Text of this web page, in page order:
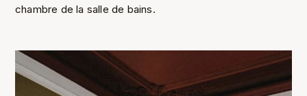
chambre de la salle de bains.